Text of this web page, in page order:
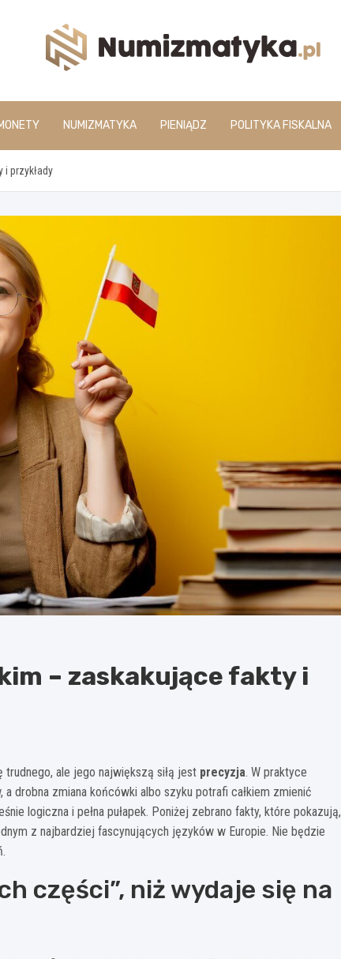
www.numizmatyka.pl
NUMIZMATYKA PIENIĄDZ POLITYKA FISKALNA
przykłady
– zaskakujące fakty i
ale jego największą siłą jest precyzja. W praktyce
drobna zmiana końcówki albo szyku potrafi całkiem zmienić
logiczna i pełna pułapek. Poniżej zebrano fakty, które pokazują,
z najbardziej fascynujących języków w Europie. Nie będzie
części”, niż wydaje się na